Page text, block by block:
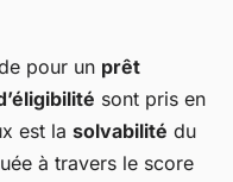
pour un prêt
sont pris en
est la solvabilité du
à travers le score